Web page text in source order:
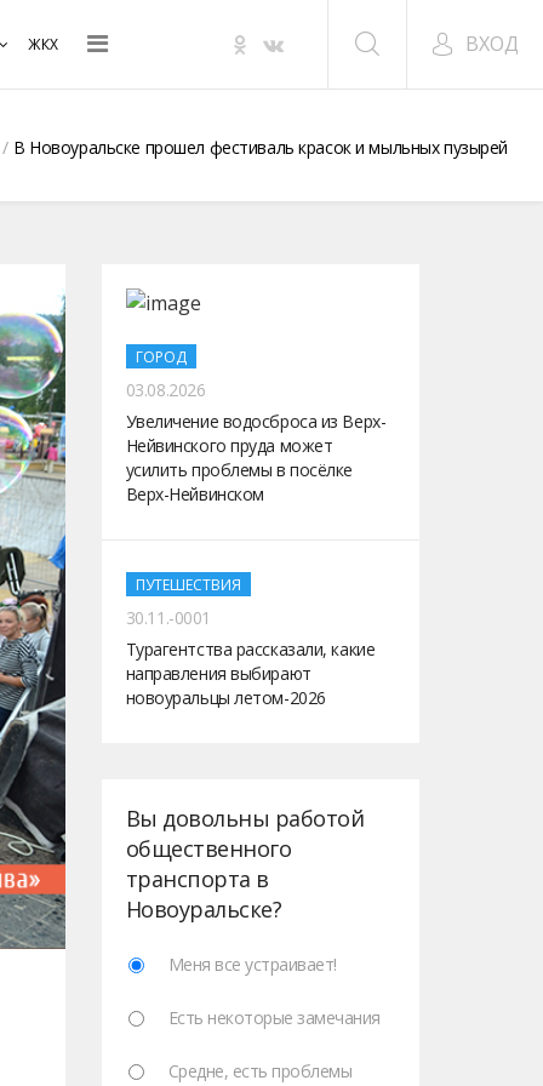
ЖКХ ВХОД
В Новоуральске прошел фестиваль красок и мыльных пузырей
ГОРОД
03.08.2026
Увеличение водосброса из Верх-
Нейвинского пруда может
усилить проблемы в посёлке
Верх-Нейвинском
ПУТЕШЕСТВИЯ
30.11.-0001
Турагентства рассказали, какие
направления выбирают
новоуральцы летом-2026
Вы довольны работой
общественного
транспорта в
Новоуральске?
Меня все устраивает!
Есть некоторые замечания
Средне, есть проблемы